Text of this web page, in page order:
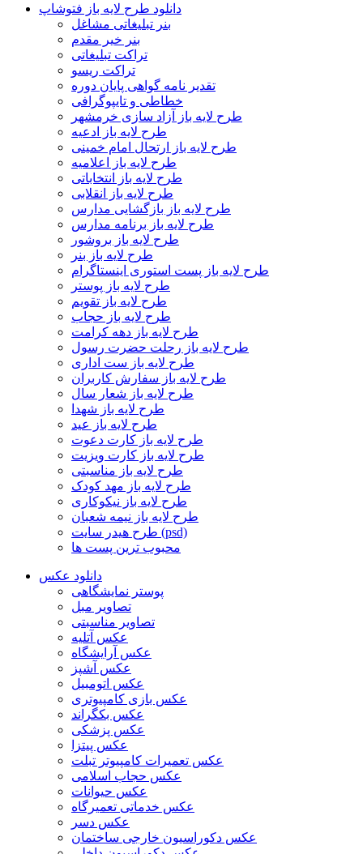
دانلود طرح لایه باز فتوشاپ
بنر تبلیغاتی مشاغل
بنر خیر مقدم
تراکت تبلیغاتی
تراکت ریسو
تقدیر نامه گواهی پایان دوره
خطاطی و تایپوگرافی
طرح لایه باز آزاد سازی خرمشهر
طرح لایه باز ادعیه
طرح لایه باز ارتحال امام خمینی
طرح لایه باز اعلامیه
طرح لایه باز انتخاباتی
طرح لایه باز انقلابی
طرح لایه باز بازگشایی مدارس
طرح لایه باز برنامه مدارس
طرح لایه باز بروشور
طرح لایه باز بنر
طرح لایه باز پست استوری اینستاگرام
طرح لایه باز پوستر
طرح لایه باز تقویم
طرح لایه باز حجاب
طرح لایه باز دهه کرامت
طرح لایه باز رحلت حضرت رسول
طرح لایه باز ست اداری
طرح لایه باز سفارش کاربران
طرح لایه باز شعار سال
طرح لایه باز شهدا
طرح لایه باز عید
طرح لایه باز کارت دعوت
طرح لایه باز کارت ویزیت
طرح لایه باز مناسبتی
طرح لایه باز مهد کودک
طرح لایه باز نیکوکاری
طرح لایه باز نیمه شعبان
طرح هیدر سایت (psd)
محبوب ترین پست ها
دانلود عکس
پوستر نمایشگاهی
تصاویر مبل
تصاویر مناسبتی
عکس آتلیه
عکس آرایشگاه
عکس آشپز
عکس اتومبیل
عکس بازی کامپیوتری
عکس بکگراند
عکس پزشکی
عکس پیتزا
عکس تعمیرات کامپیوتر تبلت
عکس حجاب اسلامی
عکس حیوانات
عکس خدماتی تعمیرگاه
عکس دسر
عکس دکوراسیون خارجی ساختمان